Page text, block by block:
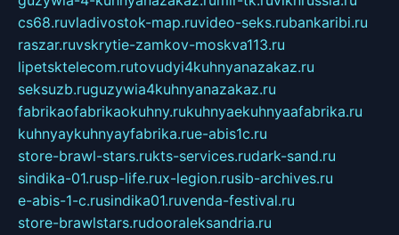
cs68.ruvladivostok-map.ruvideo-seks.rubankaribi.ru
raszar.ruvskrytie-zamkov-moskva113.ru
lipetsktelecom.rutovudyi4kuhnyanazakaz.ru
seksuzb.ruguzywia4kuhnyanazakaz.ru
fabrikaofabrikaokuhny.rukuhnyaekuhnyaafabrika.ru
kuhnyaykuhnyayfabrika.rue-abis1c.ru
store-brawl-stars.rukts-services.rudark-sand.ru
sindika-01.rusp-life.rux-legion.rusib-archives.ru
e-abis-1-c.rusindika01.ruvenda-festival.ru
store-brawlstars.rudooraleksandria.ru